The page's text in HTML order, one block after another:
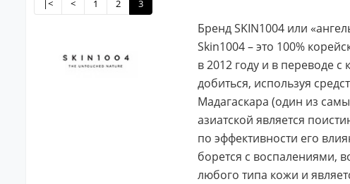
|< < 1 2 3
Бренд SKIN1004 или
Skin1004 – это 100%
в 2012 году и в переводе
добиться, используя
Мадагаскара (один из
азиатской является
по эффективности его
борется с воспалениями,
любого типа кожи и